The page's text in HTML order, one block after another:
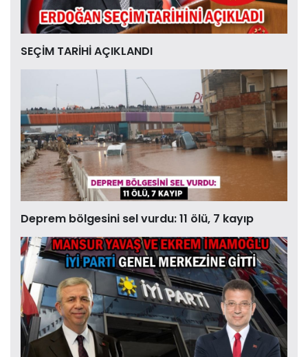
SEÇİM TARİHİ AÇIKLANDI
Deprem bölgesini sel vurdu: 11 ölü, 7 kayıp